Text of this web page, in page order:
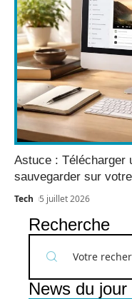
Astuce : Télécharger
sauvegarder sur
Tech 5 juillet 2026
Recherche
News du jour